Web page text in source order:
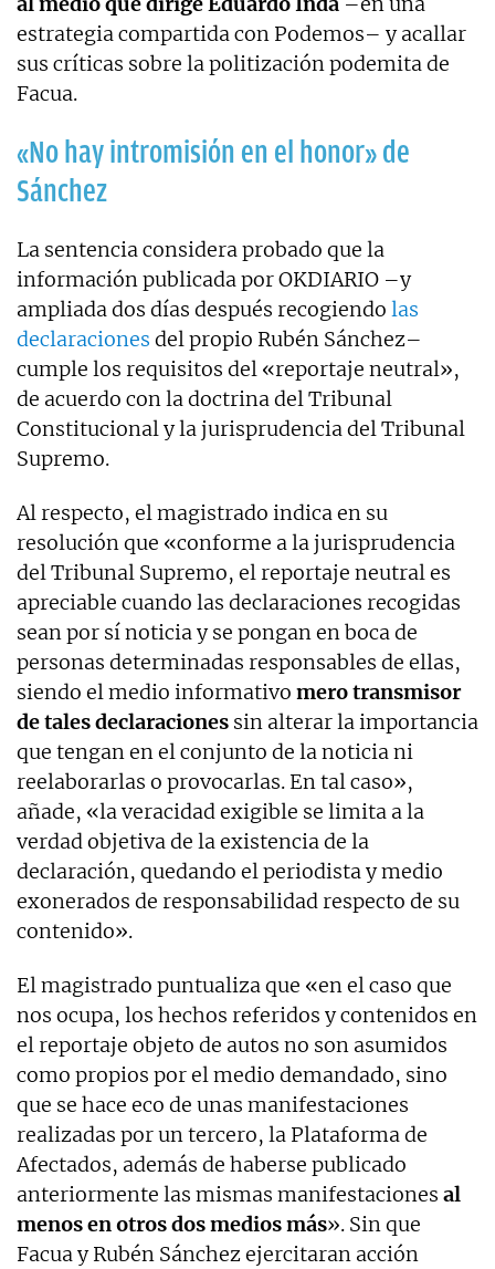
estrategia compartida con Podemos– y acallar
sus críticas sobre la politización podemita de
Facua.
«No hay intromisión en el honor» de
Sánchez
La sentencia considera probado que la
información publicada por OKDIARIO –y
ampliada dos días después recogiendo las
declaraciones del propio Rubén Sánchez–
cumple los requisitos del «reportaje neutral»,
de acuerdo con la doctrina del Tribunal
Constitucional y la jurisprudencia del Tribunal
Supremo.
Al respecto, el magistrado indica en su
resolución que «conforme a la jurisprudencia
del Tribunal Supremo, el reportaje neutral es
apreciable cuando las declaraciones recogidas
sean por sí noticia y se pongan en boca de
personas determinadas responsables de ellas,
siendo el medio informativo mero transmisor
de tales declaraciones sin alterar la importancia
que tengan en el conjunto de la noticia ni
reelaborarlas o provocarlas. En tal caso»,
añade, «la veracidad exigible se limita a la
verdad objetiva de la existencia de la
declaración, quedando el periodista y medio
exonerados de responsabilidad respecto de su
contenido».
El magistrado puntualiza que «en el caso que
nos ocupa, los hechos referidos y contenidos en
el reportaje objeto de autos no son asumidos
como propios por el medio demandado, sino
que se hace eco de unas manifestaciones
realizadas por un tercero, la Plataforma de
Afectados, además de haberse publicado
anteriormente las mismas manifestaciones al
menos en otros dos medios más». Sin que
Facua y Rubén Sánchez ejercitaran acción